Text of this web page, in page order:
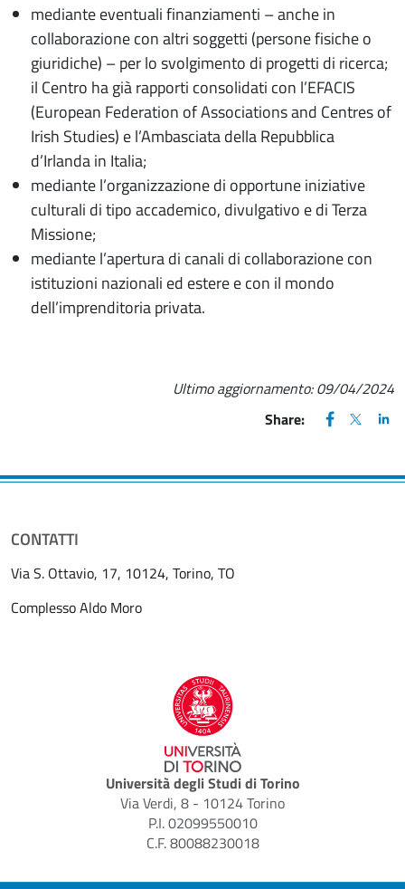
mediante eventuali finanziamenti – anche in
collaborazione con altri soggetti (persone fisiche o
giuridiche) – per lo svolgimento di progetti di ricerca;
il Centro ha già rapporti consolidati con l’EFACIS
(European Federation of Associations and Centres of
Irish Studies) e l’Ambasciata della Repubblica
d’Irlanda in Italia;
mediante l’organizzazione di opportune iniziative
culturali di tipo accademico, divulgativo e di Terza
Missione;
mediante l’apertura di canali di collaborazione con
istituzioni nazionali ed estere e con il mondo
dell’imprenditoria privata.
Ultimo aggiornamento:09/04/2024
Share:
FACEBOOK
(apre una
X
(apre
CONTATTI
Via S. Ottavio, 17, 10124, Torino, TO
Complesso Aldo Moro
Università degli Studi di Torino
Via Verdi, 8 - 10124 Torino
P.I. 02099550010
C.F. 80088230018